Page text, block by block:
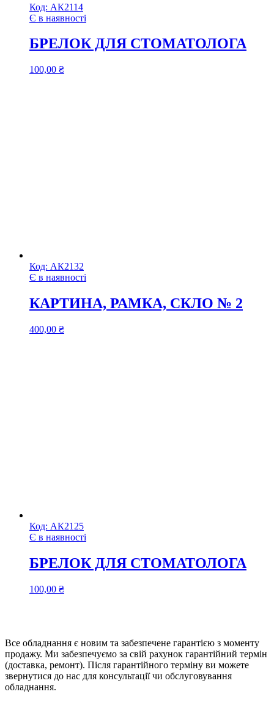
Код: АК2114
Є в наявності
БРЕЛОК ДЛЯ СТОМАТОЛОГА
100,00 ₴
Код: АК2132
Є в наявності
КАРТИНА, РАМКА, СКЛО № 2
400,00 ₴
Код: АК2125
Є в наявності
БРЕЛОК ДЛЯ СТОМАТОЛОГА
100,00 ₴
Все обладнання є новим та забезпечене гарантією з моменту
продажу. Ми забезпечуємо за свій рахунок гарантійний термін
(доставка, ремонт). Після гарантійного терміну ви можете
звернутися до нас для консультації чи обслуговування
обладнання.